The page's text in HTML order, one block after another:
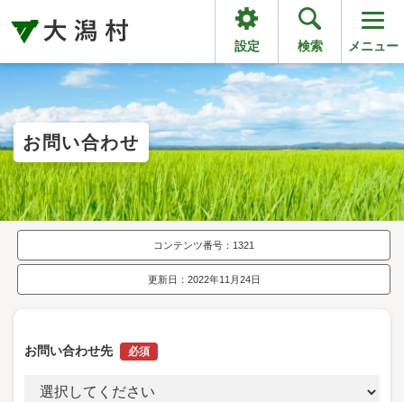
設定 検索 メニュー
お問い合わせ
コンテンツ番号：1321
更新日：2022年11月24日
お問い合わせ先 必須